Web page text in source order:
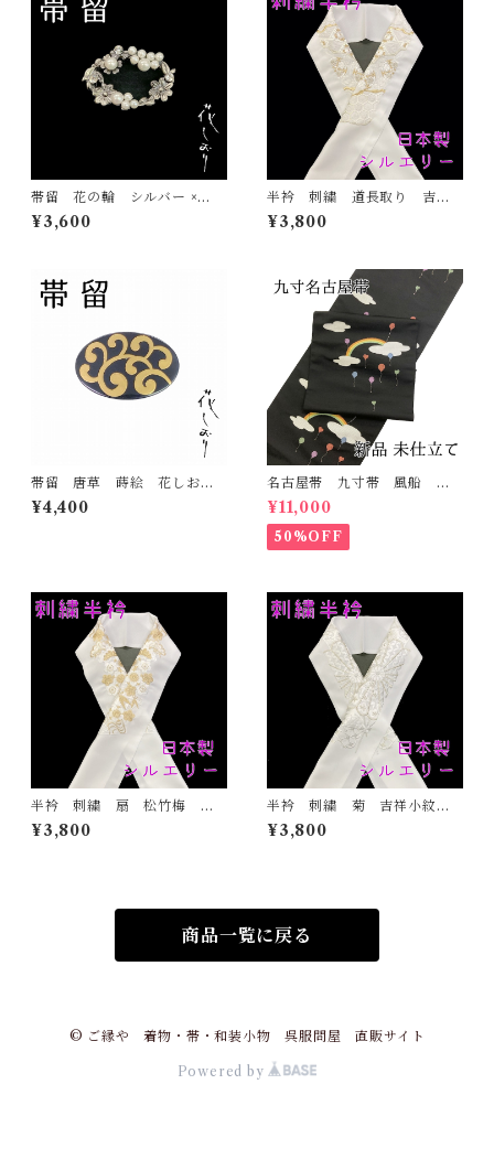
帯留 花の輪 シルバー ×
白 花しおり 大原商店 帯
飾り 日本製 和装小物
¥3,600
半衿 刺繍 道長取り 吉祥
紋 金 白地 シルエリー
新合繊 日本製 刺繍衿 和
¥3,800
帯留 唐草 蒔絵 花しお
り 大原商店 帯飾り 日本
製 和装小物
¥4,400
名古屋帯 九寸帯 風船
雲 虹 正絹 日本製 九寸
名古屋帯
¥11,000
50%OFF
半衿 刺繍 扇 松竹梅
金 白地 シルエリー 新合
繊 日本製 刺繍衿 和装小
¥3,800
半衿 刺繍 菊 吉祥小紋
銀 白地 シルエリー 新合
繊 日本製 刺繍衿 和装小
¥3,800
商品一覧に戻る
© ご縁や 着物・帯・和装小物 呉服問屋 直販サイト
Powered by